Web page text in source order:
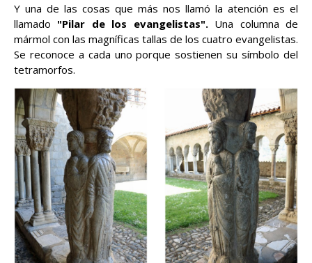
Y una de las cosas que más nos llamó la atención es el
llamado "Pilar de los evangelistas".Una columna de
mármol con las magníficas tallas de los cuatro evangelistas.
Se reconoce a cada uno porque sostienen su símbolo del
tetramorfos.